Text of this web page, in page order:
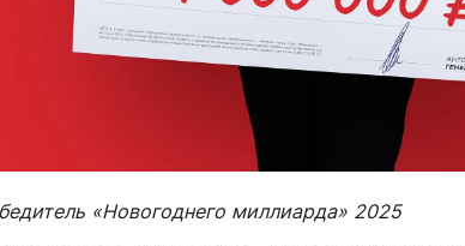
«Новогоднего миллиарда» 2025